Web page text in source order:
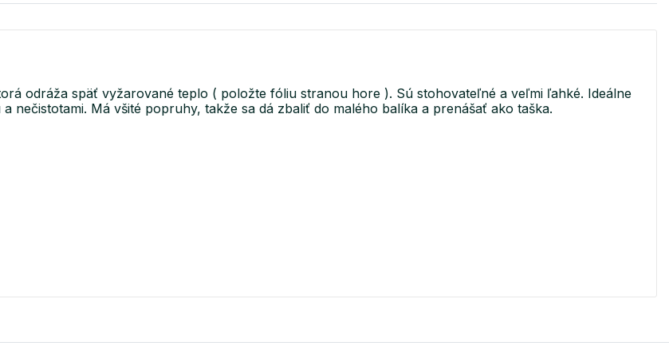
odráža späť vyžarované teplo ( položte fóliu stranou hore ). Sú stohovateľné a veľmi ľahké. Ideálne
nečistotami. Má všité popruhy, takže sa dá zbaliť do malého balíka a prenášať ako taška.